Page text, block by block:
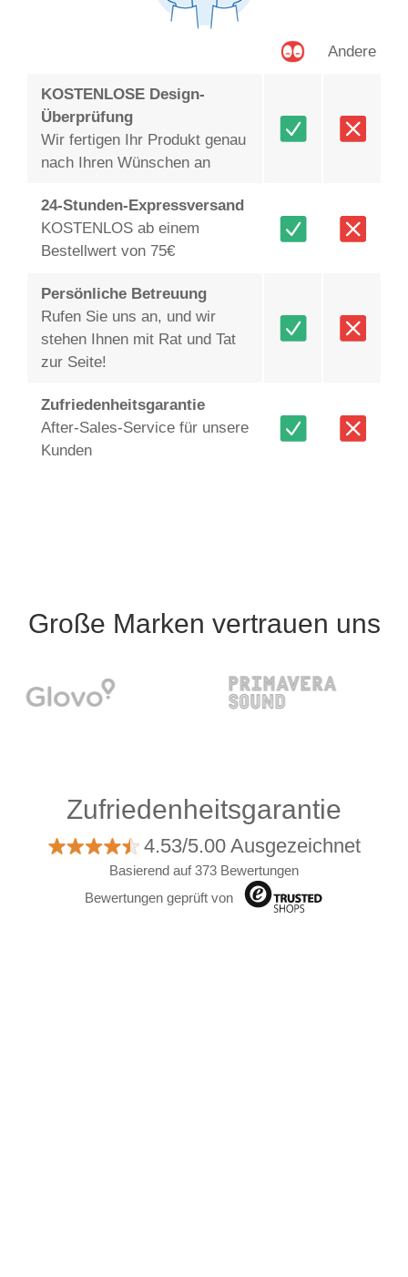
Andere
KOSTENLOSE Design-
Überprüfung
Wir fertigen Ihr Produkt genau
nach Ihren Wünschen an
24-Stunden-Expressversand
KOSTENLOS ab einem
Bestellwert von 75€
Persönliche Betreuung
Rufen Sie uns an, und wir
stehen Ihnen mit Rat und Tat
zur Seite!
Zufriedenheitsgarantie
After-Sales-Service für unsere
Kunden
Große Marken vertrauen uns
Zufriedenheitsgarantie
4.53/5.00 Ausgezeichnet
Basierend auf 373 Bewertungen
Bewertungen geprüft von